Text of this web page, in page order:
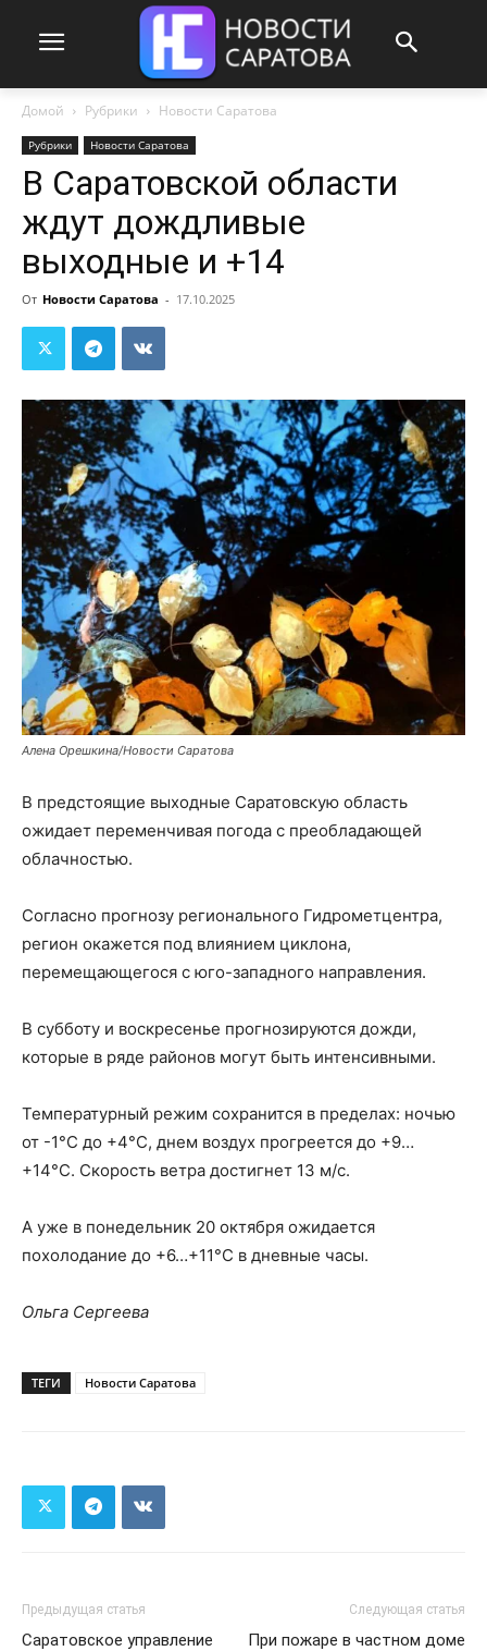
Домой Рубрики Новости Саратова
Рубрики Новости Саратова
В Саратовской области
ждут дождливые
выходные и +14
От Новости Саратова - 17.10.2025
Алена Орешкина/Новости Саратова
В предстоящие выходные Саратовскую область
ожидает переменчивая погода с преобладающей
облачностью.
Согласно прогнозу регионального Гидрометцентра,
регион окажется под влиянием циклона,
перемещающегося с юго-западного направления.
В субботу и воскресенье прогнозируются дожди,
которые в ряде районов могут быть интенсивными.
Температурный режим сохранится в пределах: ночью
от -1°C до +4°C, днем воздух прогреется до +9…
+14°C. Скорость ветра достигнет 13 м/с.
А уже в понедельник 20 октября ожидается
похолодание до +6…+11°C в дневные часы.
Ольга Сергеева
ТЕГИ Новости Саратова
Предыдущая статья
Саратовское управление
Следующая статья
При пожаре в частном доме